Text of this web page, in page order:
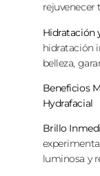
rejuvenecer
Hidratación
hidratación
belleza,
Beneficios
Hydrafacial
Brillo
luminosa y